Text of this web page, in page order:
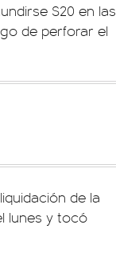
$20 en las
de perforar el
de la
lunes y tocó